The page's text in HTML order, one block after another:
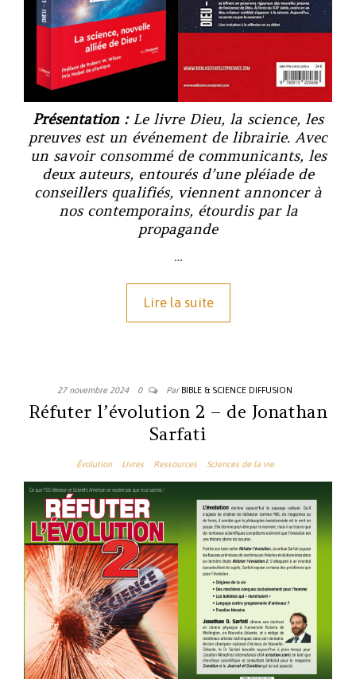
Présentation : Le livre Dieu, la science, les
preuves est un événement de librairie. Avec
un savoir consommé de communicants, les
deux auteurs, entourés d’une pléiade de
conseillers qualifiés, viennent annoncer à
nos contemporains, étourdis par la
propagande
…
Lire la suite
27 novembre 2024 0 Par BIBLE & SCIENCE DIFFUSION
Réfuter l’évolution 2 – de Jonathan
Sarfati
Évolution Livres Ressources Sciences de la vie